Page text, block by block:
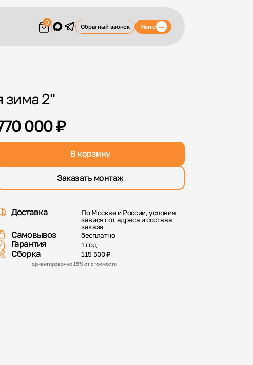
0
Обратный звонок Меню
зима 2"
000 ₽
В корзину
Заказать монтаж
Доставка
По Москве и России, условия
зависят от адреса и состава
заказа
Самовывоз бесплатно
Гарантия 1 год
Сборка 115 500 ₽
ориентировочно 15% от стоимости